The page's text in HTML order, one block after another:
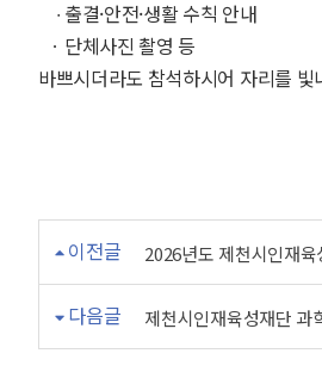
∙ 출결·안전·생활 수칙 안내
ㆍ단체사진 촬영 등
바쁘시더라도 참석하시어 자리를
이전글 2026년도 제천시인재
다음글 제천시인재육성재단 과